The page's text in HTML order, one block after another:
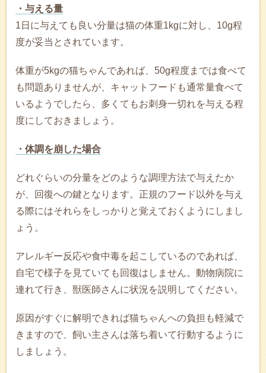
・与える量
1日に与えても良い分量は猫の体重1kgに対し、10g程
度が妥当とされています。
体重が5kgの猫ちゃんであれば、50g程度までは食べて
も問題ありませんが、キャットフードも通常量食べて
いるようでしたら、多くてもお刺身一切れを与える程
度にしておきましょう。
・体調を崩した場合
どれぐらいの分量をどのような調理方法で与えたか
が、回復への鍵となります。正規のフード以外を与え
る際にはそれらをしっかりと覚えておくようにしまし
ょう。
アレルギー反応や食中毒を起こしているのであれば、
自宅で様子を見ていても回復はしません。動物病院に
連れて行き、獣医師さんに状況を説明してください。
原因がすぐに解明できれば猫ちゃんへの負担も軽減で
きますので、飼い主さんは落ち着いて行動するように
しましょう。